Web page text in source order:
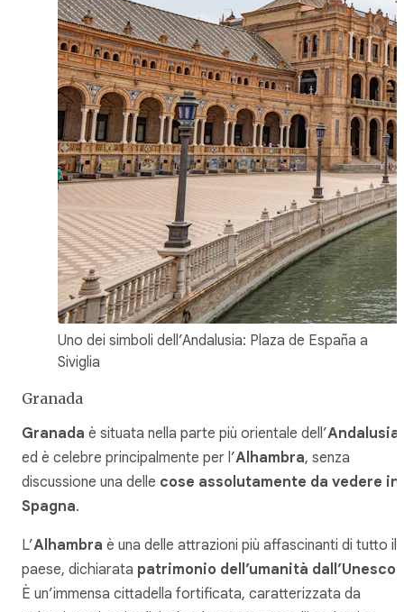
Uno dei simboli dell’Andalusia: Plaza de España a
Siviglia
Granada
Granada è situata nella parte più orientale dell’Andalusia
ed è celebre principalmente per l’Alhambra, senza
discussione una delle cose assolutamente da vedere in
Spagna.
L’Alhambra è una delle attrazioni più affascinanti di tutto il
paese, dichiarata patrimonio dell’umanità dall’Unesco
È un’immensa cittadella fortificata, caratterizzata da